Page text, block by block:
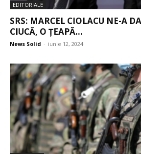
EDITORIALE
SRS: MARCEL CIOLACU NE-A
CIUCĂ, O ȚEAPĂ...
News Solid - iunie 12, 2024